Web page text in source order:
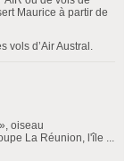
Maurice à partir de
vols d’Air Austral.
oiseau
La Réunion, l'île ...